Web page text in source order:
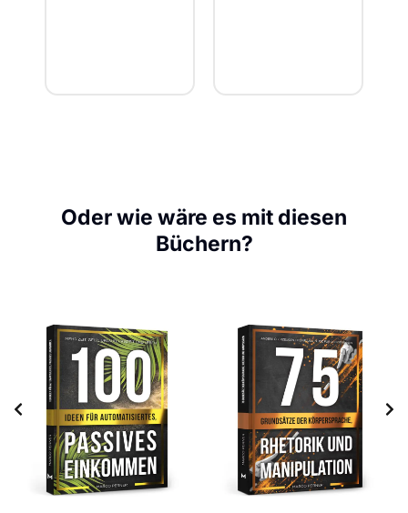
Oder wie wäre es mit diesen
Büchern?